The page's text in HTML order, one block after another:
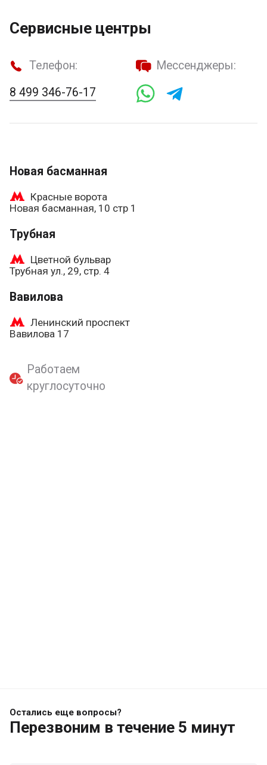
Сервисные центры
Телефон:
8 499 346-76-17
Мессенджеры:
Новая басманная
Красные ворота
Новая басманная, 10 стр 1
Трубная
Цветной бульвар
Трубная ул., 29, стр. 4
Вавилова
Ленинский проспект
Вавилова 17
Работаем
круглосуточно
Остались еще вопросы?
Перезвоним в течение 5 минут